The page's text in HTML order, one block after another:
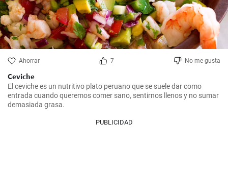
Ahorrar 7 No me gusta
Ceviche
El ceviche es un nutritivo plato peruano que se suele dar como
entrada cuando queremos comer sano, sentirnos llenos y no sumar
demasiada grasa.
PUBLICIDAD